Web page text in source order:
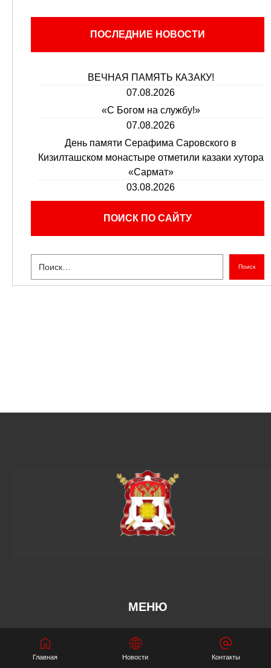
ПОСЛЕДНИЕ НОВОСТИ
ВЕЧНАЯ ПАМЯТЬ КАЗАКУ!
07.08.2026
«С Богом на службу!»
07.08.2026
День памяти Серафима Саровского в
Кизилташском монастыре отметили казаки хутора
«Сармат»
03.08.2026
ПОИСК ПО САЙТУ
Поиск
МЕНЮ
Главная Новости Контакты